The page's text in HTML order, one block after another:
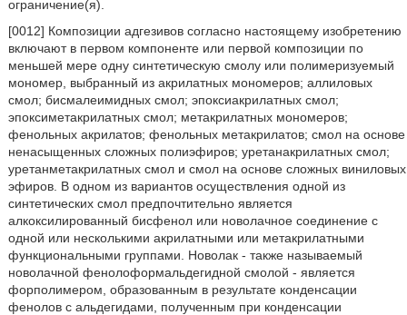
ограничение(я).
[0012] Композиции адгезивов согласно настоящему изобретению
включают в первом компоненте или первой композиции по
меньшей мере одну синтетическую смолу или полимеризуемый
мономер, выбранный из акрилатных мономеров; аллиловых
смол; бисмалеимидных смол; эпоксиакрилатных смол;
эпоксиметакрилатных смол; метакрилатных мономеров;
фенольных акрилатов; фенольных метакрилатов; смол на основе
ненасыщенных сложных полиэфиров; уретанакрилатных смол;
уретанметакрилатных смол и смол на основе сложных виниловых
эфиров. В одном из вариантов осуществления одной из
синтетических смол предпочтительно является
алкоксилированный бисфенол или новолачное соединение с
одной или несколькими акрилатными или метакрилатными
функциональными группами. Новолак - также называемый
новолачной фенолоформальдегидной смолой - является
форполимером, образованным в результате конденсации
фенолов с альдегидами, полученным при конденсации